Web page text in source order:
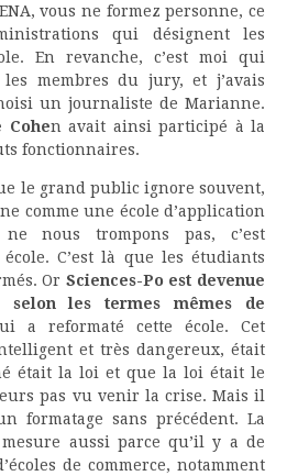
vous ne formez personne, ce
qui désignent les
En revanche, c’est moi qui
membres du jury, et j’avais
un journaliste de Marianne.
Cohen avait ainsi participé à la
fonctionnaires.
le grand public ignore souvent,
comme une école d’application
ne nous trompons pas, c’est
C’est là que les étudiants
Or Sciences-Po est devenue
selon les termes mêmes de
a reformaté cette école. Cet
et très dangereux, était
était la loi et que la loi était le
pas vu venir la crise. Mais il
formatage sans précédent. La
aussi parce qu’il y a de
de commerce, notamment